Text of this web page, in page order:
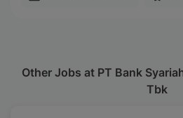
Other Jobs at PT Bank
Tbk